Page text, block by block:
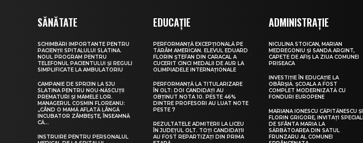
SĂNĂTATE
SCHIMBĂRI IMPORTANTE PENTRU
PACIENȚII SPITALULUI SLATINA.
NOUL PROGRAM PENTRU
TELEFONUL PACIENTULUI ȘI REGULI
SIMPLIFICATE LA AMBULATORIU
CAMPANIE DE SPRIJIN LA SJU
SLATINA PENTRU NOU-NĂSCUȚII
PREMATURI ȘI MAMELE LOR.
MANAGERUL COSMIN FLOREANU:
„CÂND O MAMĂ AFLATĂ LÂNGĂ
INCUBATOR ZÂMBEȘTE, ÎNSEAMNĂ
CĂ...
INSTRUIRE PENTRU PERSONALUL
EDUCAȚIE
PERFORMANȚĂ EXCEPȚIONALĂ PE
TĂRÂM AMERICAN. ELEVUL EDUARD
FLORIN ȘTEFAN DIN CARACAL A
CUCERIT CINCI MEDALII DE AUR LA
OLIMPIADELE INTERNAȚIONALE
PERFORMANȚĂ LA TITULARIZARE
ÎN OLT: DOI CANDIDAȚI AU
OBȚINUT NOTA 10. PESTE 46%
DINTRE PROFESORI AU LUAT NOTE
PESTE 7
REZULTATELE ADMITERII LA LICEU
ÎN JUDEȚUL OLT. TOȚI CANDIDAȚII
AU FOST REPARTIZAȚI DIN PRIMA
ADMINISTRAȚIE
NICULINA STOICAN, MARIAN
MEDREGONIU ȘI SANDA ARGINT,
CAPETE DE AFIȘ LA ZIUA COMUNEI
PRISEACA
INVESTIȚIE ÎN EDUCAȚIE LA
OBÂRȘIA. ȘCOALA A FOST
COMPLET MODERNIZATĂ CU
FONDURI EUROPENE
MARIANA IONESCU CĂPITĂNESCU ȘI
FLORIN GRIGORE, INVITAȚI SPECIALI
DE SFÂNTA MARIA LA
SĂRBĂTOAREA DIN SATUL
FRUNZARU AL COMUNEI